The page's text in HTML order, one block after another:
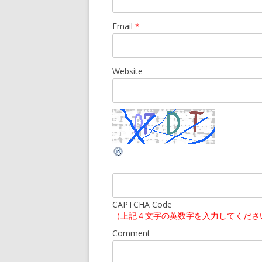
Email *
Website
CAPTCHA Code
（上記４文字の英数字を入力してくだ
Comment